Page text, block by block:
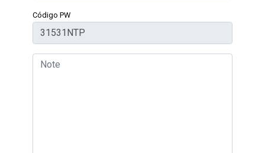
Código PW